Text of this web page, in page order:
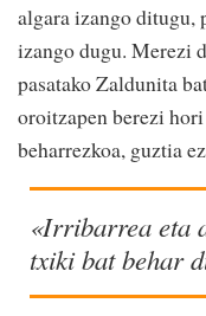
algara izango ditugu,
izango dugu. Merezi
pasatako Zaldunita
oroitzapen berezi
beharrezkoa, guztia
«Irribarrea eta
txiki bat behar